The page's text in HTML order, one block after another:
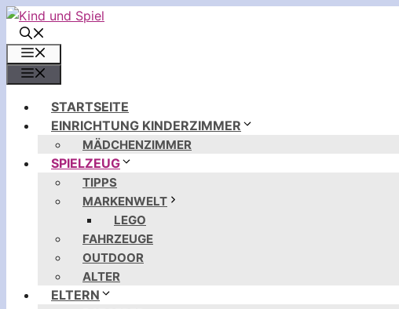
Zum
Inhalt
springen
STARTSEITE
EINRICHTUNG KINDERZIMMER
MÄDCHENZIMMER
SPIELZEUG
TIPPS
MARKENWELT
LEGO
FAHRZEUGE
OUTDOOR
ALTER
ELTERN